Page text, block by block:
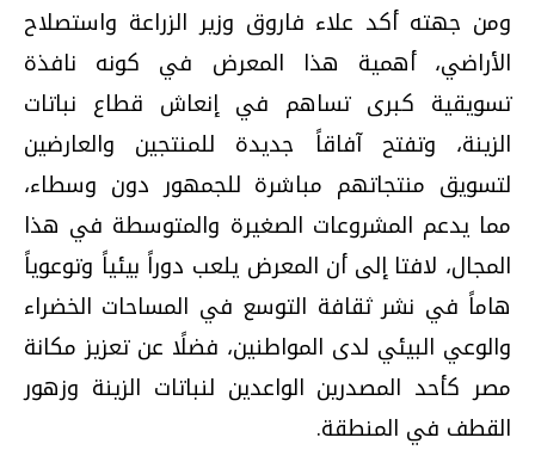
ومن جهته أكد علاء فاروق وزير الزراعة واستصلاح
الأراضي، أهمية هذا المعرض في كونه نافذة
تسويقية كبرى تساهم في إنعاش قطاع نباتات
الزينة، وتفتح آفاقاً جديدة للمنتجين والعارضين
لتسويق منتجاتهم مباشرة للجمهور دون وسطاء،
مما يدعم المشروعات الصغيرة والمتوسطة في هذا
المجال، لافتا إلى أن المعرض يلعب دوراً بيئياً وتوعوياً
هاماً في نشر ثقافة التوسع في المساحات الخضراء
والوعي البيئي لدى المواطنين، فضلًا عن تعزيز مكانة
مصر كأحد المصدرين الواعدين لنباتات الزينة وزهور
القطف في المنطقة.